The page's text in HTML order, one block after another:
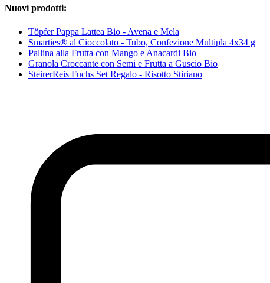
Nuovi prodotti:
Töpfer Pappa Lattea Bio - Avena e Mela
Smarties® al Cioccolato - Tubo, Confezione Multipla 4x34 g
Pallina alla Frutta con Mango e Anacardi Bio
Granola Croccante con Semi e Frutta a Guscio Bio
SteirerReis Fuchs Set Regalo - Risotto Stiriano